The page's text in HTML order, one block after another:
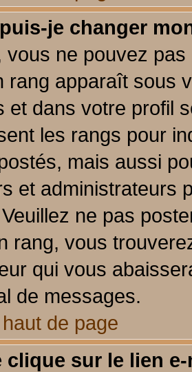
je changer
vous ne pouvez
rang apparaît sous
et dans votre profil
les rangs pour
mais aussi
et administrateurs
ne pas
rang, vous
qui vous
de messages.
de page
clique sur le lien